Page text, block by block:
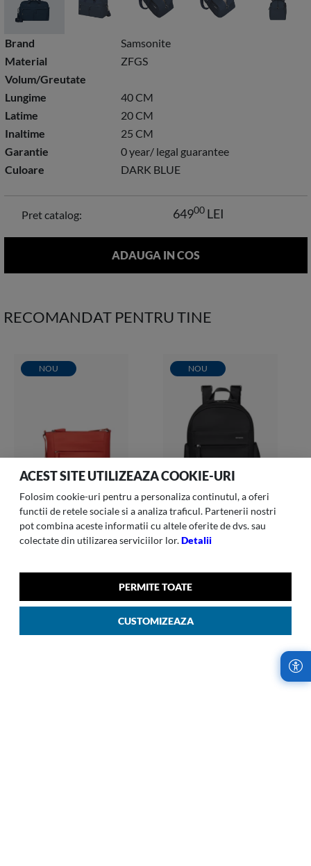
ACEST SITE UTILIZEAZA COOKIE-URI
Folosim cookie-uri pentru a personaliza continutul, a oferi
functii de retele sociale si a analiza traficul. Partenerii nostri
pot combina aceste informatii cu altele oferite de dvs. sau
colectate din utilizarea serviciilor lor.Detalii
PERMITE TOATE
CUSTOMIZEAZA
Brand
Samsonite
Material
ZFGS
Volum/Greutate
Lungime
40 CM
Latime
20 CM
Inaltime
25 CM
Garantie
0 year/ legal guarantee
Culoare
DARK BLUE
Pret catalog: 64900 LEI
RECOMANDAT PENTRU TINE
NOU
MOVE 5.0
NOU
MOVE 5.0
00